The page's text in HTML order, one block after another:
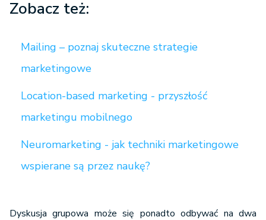
Zobacz też:
Mailing – poznaj skuteczne strategie
marketingowe
Location-based marketing - przyszłość
marketingu mobilnego
Neuromarketing - jak techniki marketingowe
wspierane są przez naukę?
Dyskusja grupowa może się ponadto odbywać na dwa